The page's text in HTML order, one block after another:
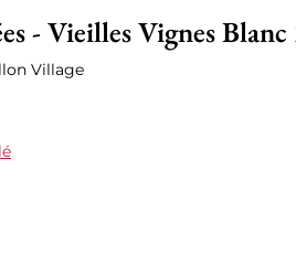
- Vieilles Vignes Blanc
Village